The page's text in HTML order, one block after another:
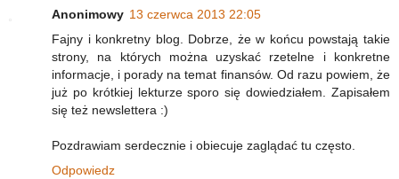
Anonimowy 13 czerwca 2013 22:05
Fajny i konkretny blog. Dobrze, że w końcu powstają takie
strony, na których można uzyskać rzetelne i konkretne
informacje, i porady na temat finansów. Od razu powiem, że
już po krótkiej lekturze sporo się dowiedziałem. Zapisałem
się też newslettera :)
Pozdrawiam serdecznie i obiecuje zaglądać tu często.
Odpowiedz